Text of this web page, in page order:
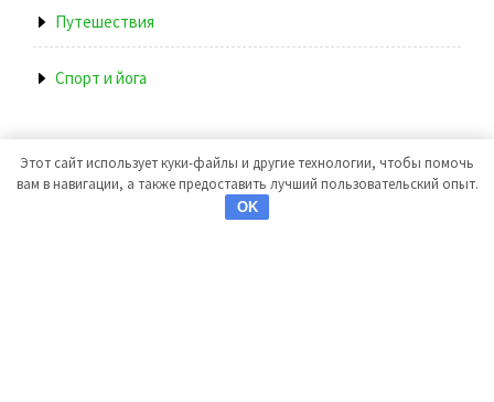
Путешествия
Спорт и йога
Этот сайт использует куки-файлы и другие технологии, чтобы помочь
вам в навигации, а также предоставить лучший пользовательский опыт.
OK